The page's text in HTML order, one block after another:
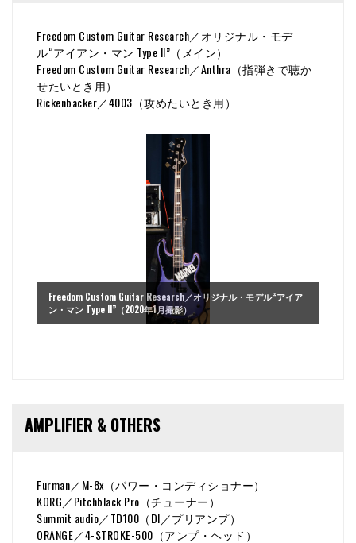
Freedom Custom Guitar Research／オリジナル・モデ
ル“アイアン・マン Type II”（メイン）
Freedom Custom Guitar Research／Anthra（指弾きで聴か
せたいとき用）
Rickenbacker／4003（攻めたいとき用）
Freedom Custom Guitar Research／オリジナル・モデル“アイア
ン・マン Type II”（2020年1月撮影）
AMPLIFIER & OTHERS
Furman／M-8x（パワー・コンディショナー）
KORG／Pitchblack Pro（チューナー）
Summit audio／TD100（DI／プリアンプ）
ORANGE／4-STROKE-500（アンプ・ヘッド）